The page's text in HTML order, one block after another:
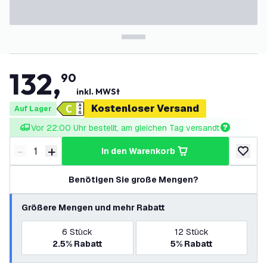
132,90
inkl. MWSt
Auf Lager Kostenloser Versand
Vor 22:00 Uhr bestellt, am gleichen Tag versandt
Menge verringern
- Menge erhöhen
+ in den Warenkorb
zur
Benötigen Sie große Mengen?
Größere Mengen und mehr Rabatt
6 Stück
2.5% Rabatt
12 Stück
5% Rabatt